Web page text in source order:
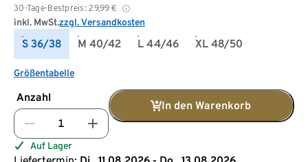
30-Tage-Bestpreis: 29,99 €
inkl. MwSt.zzgl. Versandkosten
S 36/38 M 40/42 L 44/46 XL 48/50
Größentabelle
Anzahl
In den Warenkorb
Auf Lager